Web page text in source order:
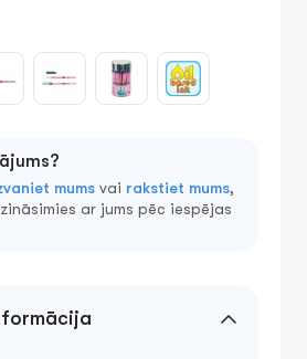
mums vai rakstiet mums,
ar jums pēc iespējas